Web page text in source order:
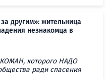
другим»: жительница
незнакомца в
которого НАДО
ради спасения